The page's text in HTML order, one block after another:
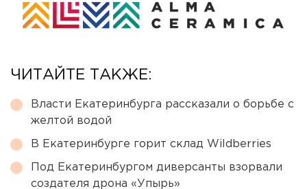
ЧИТАЙТЕ ТАКЖЕ:
Власти Екатеринбурга рассказали о борьбе с
желтой водой
В Екатеринбурге горит склад Wildberries
Под Екатеринбургом диверсанты взорвали
создателя дрона «Упырь»